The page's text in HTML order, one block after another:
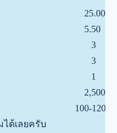
25.00
5.50
3
3
1
2,500
100-1200
ด้เลยครับ